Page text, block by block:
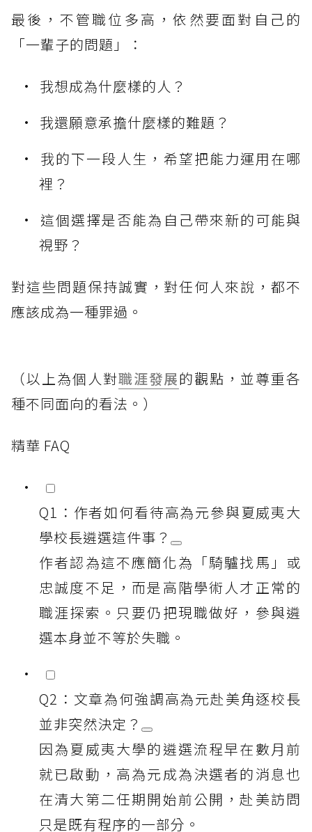
最後，不管職位多高，依然要面對自己的
「一輩子的問題」：
我想成為什麼樣的人？
我還願意承擔什麼樣的難題？
我的下一段人生，希望把能力運用在哪
裡？
這個選擇是否能為自己帶來新的可能與
視野？
對這些問題保持誠實，對任何人來說，都不
應該成為一種罪過。
（以上為個人對職涯發展的觀點，並尊重各
種不同面向的看法。）
精華 FAQ
Q1：作者如何看待高為元參與夏威夷大
學校長遴選這件事？
作者認為這不應簡化為「騎驢找馬」或
忠誠度不足，而是高階學術人才正常的
職涯探索。只要仍把現職做好，參與遴
選本身並不等於失職。
Q2：文章為何強調高為元赴美角逐校長
並非突然決定？
因為夏威夷大學的遴選流程早在數月前
就已啟動，高為元成為決選者的消息也
在清大第二任期開始前公開，赴美訪問
只是既有程序的一部分。